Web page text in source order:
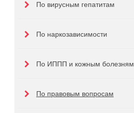
По вирусным гепатитам
По наркозависимости
По ИППП и кожным болезням
По правовым вопросам